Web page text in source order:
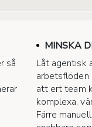
så
MINSKA
Låt agentisk
att ert team
komplexa,
Färre